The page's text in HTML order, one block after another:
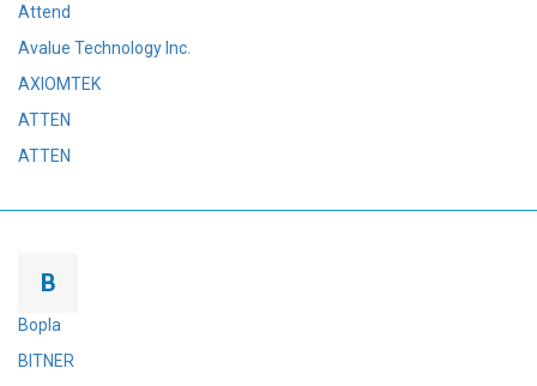
Блог
Attend
Avalue Technology Inc.
AXIOMTEK
ATTEN
ATTEN
B
Bopla
BITNER